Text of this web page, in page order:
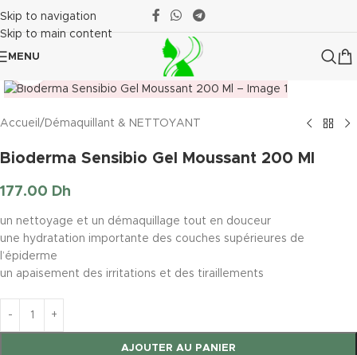
Skip to navigation
Skip to main content
MENU
Accueil / Démaquillant & NETTOYANT
Bioderma Sensibio Gel Moussant 200 Ml
177.00 Dh
un nettoyage et un démaquillage tout en douceur
une hydratation importante des couches supérieures de
l’épiderme
un apaisement des irritations et des tiraillements
AJOUTER AU PANIER